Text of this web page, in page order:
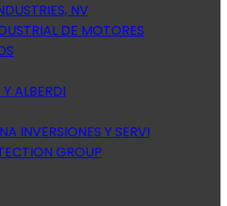
NV
DE MOTORES
ALBERDI
INVERSIONES Y SERVI
GROUP